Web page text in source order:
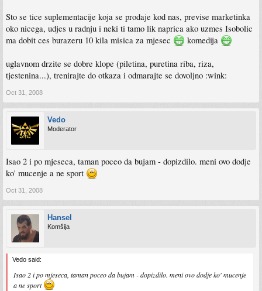
Sto se tice suplementacije koja se prodaje kod nas, previse marketinka
oko nicega, udjes u radnju i neki ti tamo lik naprica ako uzmes Isobolic
ma dobit ces burazeru 10 kila misica za mjesec
komedija
uglavnom drzite se dobre klope (piletina, puretina riba, riza,
tjestenina...), trenirajte do otkaza i odmarajte se dovoljno :wink:
Oct 31, 2008
Vedo
Moderator
Isao 2 i po mjeseca, taman poceo da bujam - dopizdilo. meni ovo dodje
ko' mucenje a ne sport
Oct 31, 2008
Hansel
Komšija
Vedo said:
Isao 2 i po mjeseca, taman poceo da bujam - dopizdilo. meni ovo dodje ko' mucenje
a ne sport